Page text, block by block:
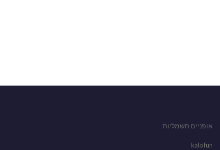
אופניים חשמליות
kalofun